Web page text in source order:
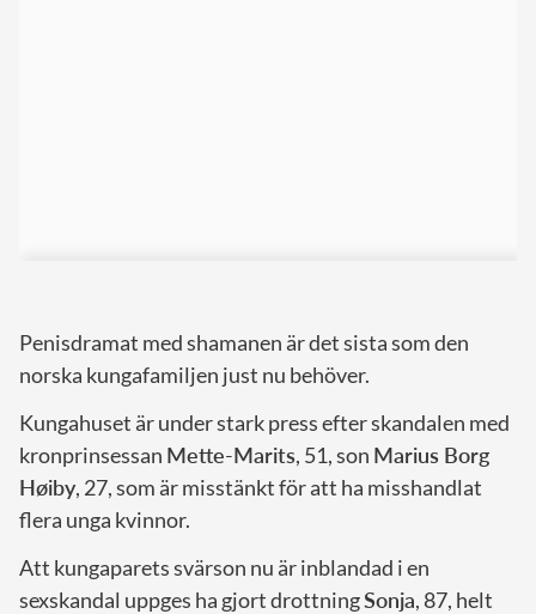
Penisdramat med shamanen är det sista som den
norska kungafamiljen just nu behöver.
Kungahuset är under stark press efter skandalen med
kronprinsessan Mette-Marits, 51, son Marius Borg
Høiby, 27, som är misstänkt för att ha misshandlat
flera unga kvinnor.
Att kungaparets svärson nu är inblandad i en
sexskandal uppges ha gjort drottningSonja, 87, helt